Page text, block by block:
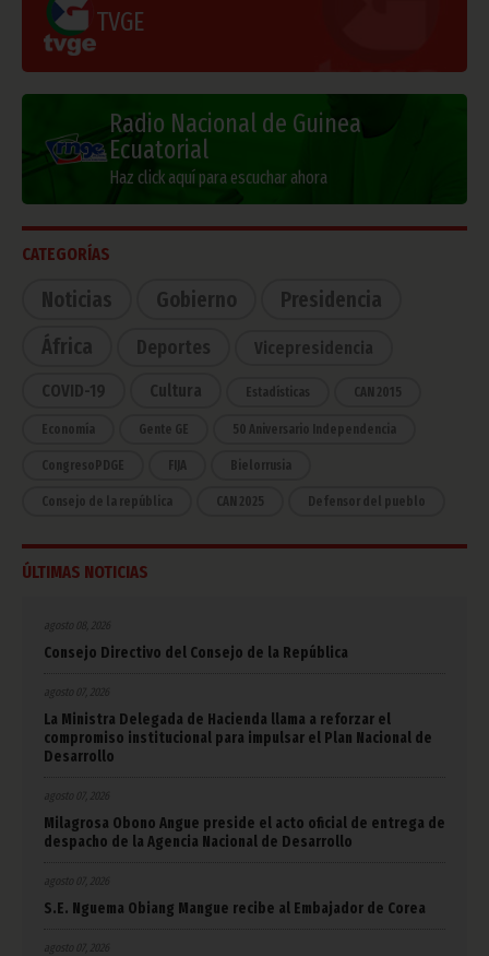
TVGE
Radio Nacional de Guinea
Ecuatorial
Haz click aquí para escuchar ahora
CATEGORÍAS
Noticias Gobierno
Presidencia
África
Deportes Vicepresidencia
COVID-19 Cultura Estadísticas CAN 2015
Economía Gente GE 50 Aniversario Independencia
CongresoPDGE FIJA Bielorrusia
Consejo de la república CAN 2025 Defensor del pueblo
ÚLTIMAS NOTICIAS
agosto 08, 2026
Consejo Directivo del Consejo de la República
agosto 07, 2026
La Ministra Delegada de Hacienda llama a reforzar el
compromiso institucional para impulsar el Plan Nacional de
Desarrollo
agosto 07, 2026
Milagrosa Obono Angue preside el acto oficial de entrega de
despacho de la Agencia Nacional de Desarrollo
agosto 07, 2026
S.E. Nguema Obiang Mangue recibe al Embajador de Corea
agosto 07, 2026